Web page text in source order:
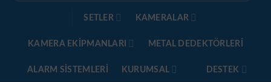
SETLER KAMERALAR
KAMERA EKİPMANLARI METAL DEDEKTÖRLERI
ALARM SISTEMLERI KURUMSAL DESTEK